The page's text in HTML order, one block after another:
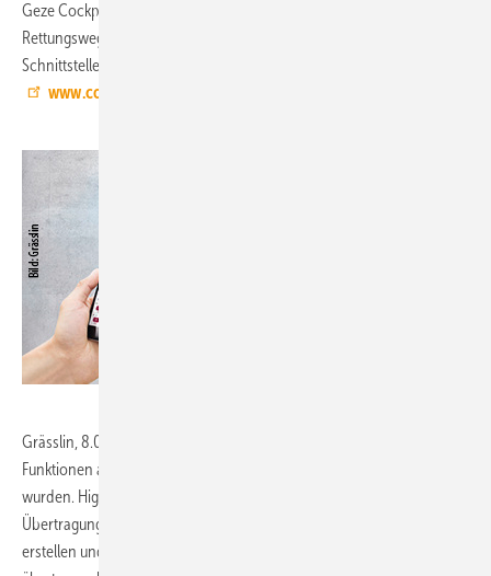
Geze Cockpit vernetzt die Tür-, Fenster-, RWA- und
Rettungswegetechnik von Geze und eröffnet mit offenen
Schnittstellen neue Möglichkeiten bei der Gebäudeautomation.
www.cockpit.geze.com
Grässlin, 8.0-A48:
Funktionen ab, für die bisher bis zu vier verschiedene Uhren benötigt
wurden. Highlight ist die Verknüpfung mit intelligenter
Übertragungstechnik, mit der sich die Programmierung am PC
erstellen und mit einer App berührungslos auf die Verteilerschaltuhren